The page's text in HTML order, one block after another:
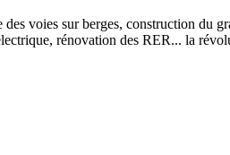
voies sur berges, construction
rénovation des RER... la